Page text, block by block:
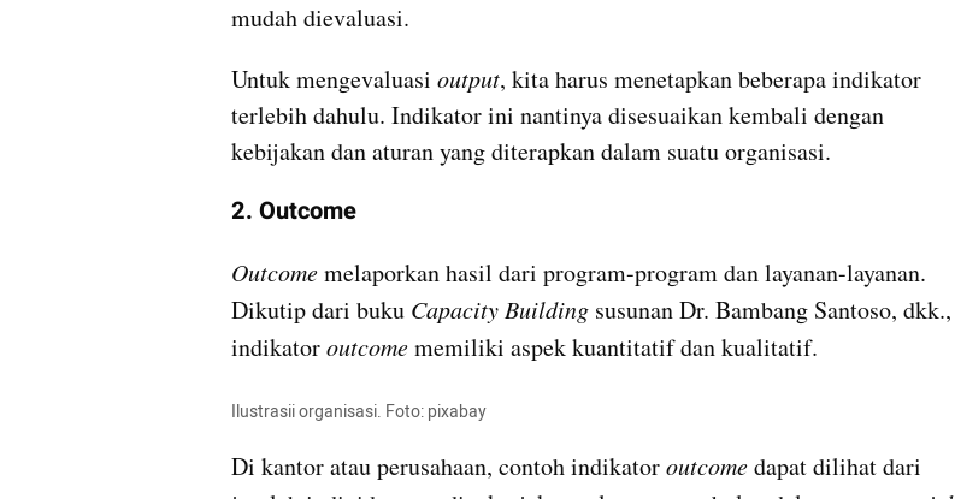
mudah dievaluasi.
Untuk mengevaluasi output, kita harus menetapkan beberapa indikator
terlebih dahulu. Indikator ini nantinya disesuaikan kembali dengan
kebijakan dan aturan yang diterapkan dalam suatu organisasi.
2. Outcome
Outcome melaporkan hasil dari program-program dan layanan-layanan.
Dikutip dari buku Capacity Building susunan Dr. Bambang Santoso, dkk.,
indikator outcome memiliki aspek kuantitatif dan kualitatif.
Ilustrasii organisasi. Foto: pixabay
Di kantor atau perusahaan, contoh indikator outcome dapat dilihat dari